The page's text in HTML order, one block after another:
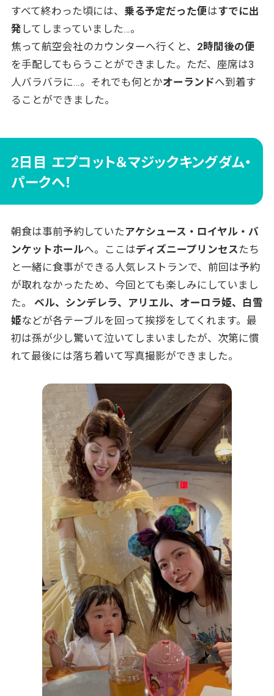
すべて終わった頃には、 乗る予定だった便はすでに出
発 してしまっていました…。
焦って航空会社のカウンターへ行くと、 2時間後の便
を手配してもらうことができました。ただ、座席は3
人バラバラに…。それでも何とかオーランドへ到着す
ることができました。
2日目 エプコット＆マジックキングダム・
パークへ！
朝食は事前予約していたアケシュース・ロイヤル・バ
ンケットホールへ。ここはディズニープリンセスたち
と一緒に食事ができる人気レストランで、前回は予約
が取れなかったため、今回とても楽しみにしていまし
た。 ベル、シンデレラ、アリエル、オーロラ姫、白雪
姫などが各テーブルを回って挨拶をしてくれます。最
初は孫が少し驚いて泣いてしまいましたが、次第に慣
れて最後には落ち着いて写真撮影ができました。